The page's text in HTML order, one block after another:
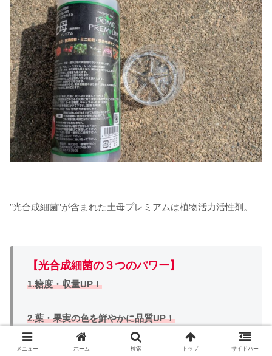
”光合成細菌”が含まれた土母プレミアムは植物活力活性剤。
【光合成細菌の３つのパワー】
1.糖度・収量UP！
2.葉・果実の色を鮮やかに品質UP！
3.病害の抑制効果
メニュー ホーム 検索 トップ サイドバー